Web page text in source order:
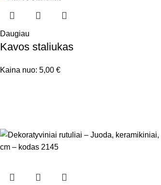
Daugiau
Kavos staliukas
Kaina nuo: 5,00 €